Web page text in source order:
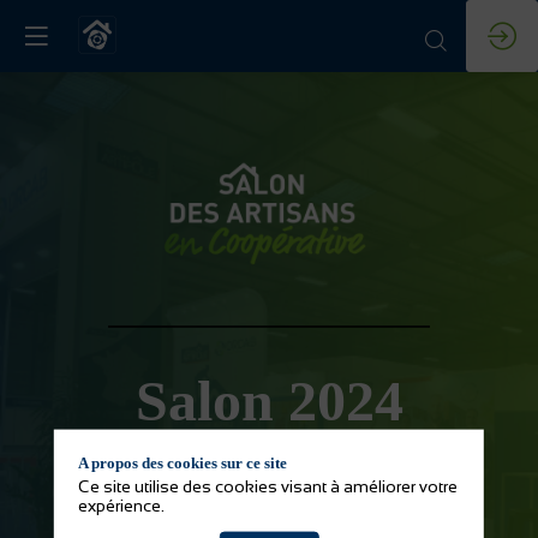
Salon 2024
A propos des cookies sur ce site
Ce site utilise des cookies visant à améliorer votre
expérience.